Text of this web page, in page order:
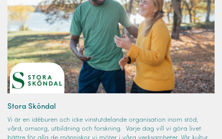
Stora Sköndal
Vi är en idéburen och icke vinstutdelande organisation inom stöd,
vård, omsorg, utbildning och forskning. Varje dag vill vi göra livet